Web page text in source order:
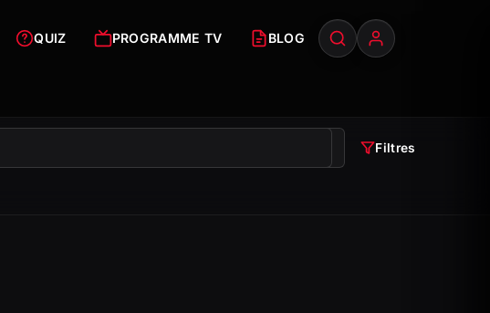
QUIZ PROGRAMME TV BLOG
Filtres